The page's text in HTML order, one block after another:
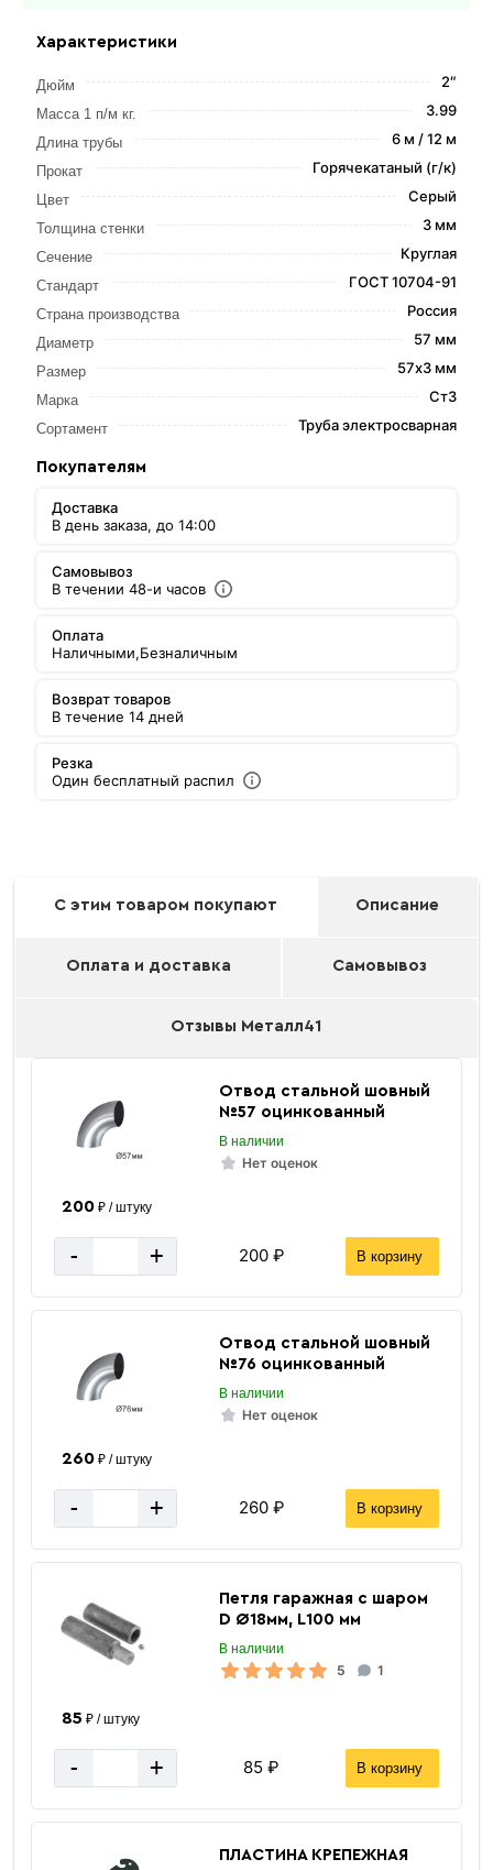
Характеристики
Дюйм 2″
Масса 1 п/м кг. 3.99
Длина трубы 6 м / 12 м
Прокат Горячекатаный (г/к)
Цвет Серый
Толщина стенки 3 мм
Сечение Круглая
Стандарт ГОСТ 10704-91
Страна производства Россия
Диаметр 57 мм
Размер 57х3 мм
Марка Ст3
Сортамент Труба электросварная
Покупателям
Доставка
В день заказа, до 14:00
Самовывоз
В течении 48-и часов
Оплата
Наличными,Безналичным
Возврат товаров
В течение 14 дней
Резка
Один бесплатный распил
С этим товаром покупают Описание
Оплата и доставка Самовывоз
Отзывы Металл41
Отвод стальной шовный
№57 оцинкованный
В наличии
Нет оценок
200₽ / штуку
- + 200 ₽ В корзину
Отвод стальной шовный
№76 оцинкованный
В наличии
Нет оценок
260₽ / штуку
- + 260 ₽ В корзину
Петля гаражная с шаром
D Ø18мм, L100 мм
В наличии
5 1
85 ₽ / штуку
- + 85 ₽ В корзину
ПЛАСТИНА КРЕПЕЖНАЯ
Труба ВГП